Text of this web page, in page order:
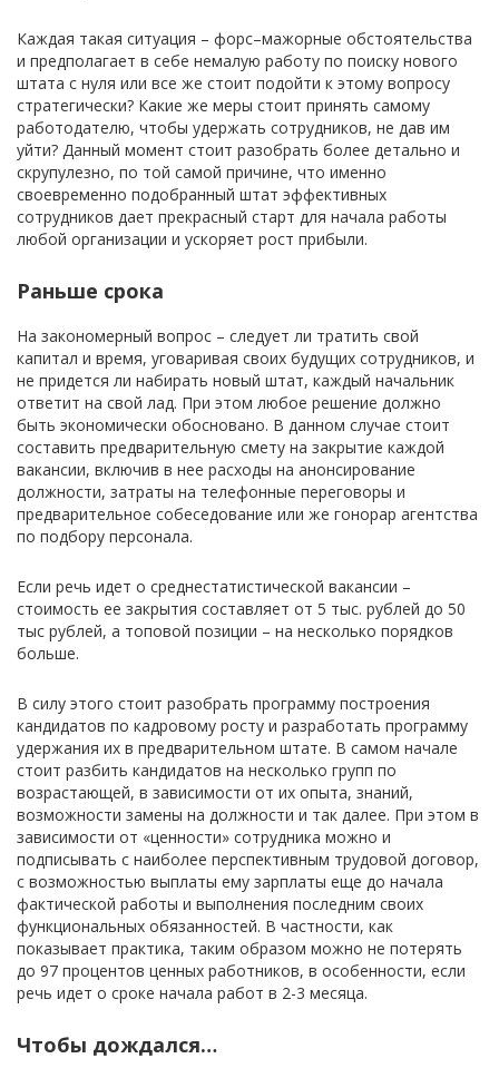
Каждая такая ситуация – форс–мажорные обстоятельства
и предполагает в себе немалую работу по поиску нового
штата с нуля или все же стоит подойти к этому вопросу
стратегически? Какие же меры стоит принять самому
работодателю, чтобы удержать сотрудников, не дав им
уйти? Данный момент стоит разобрать более детально и
скрупулезно, по той самой причине, что именно
своевременно подобранный штат эффективных
сотрудников дает прекрасный старт для начала работы
любой организации и ускоряет рост прибыли.
Раньше срока
На закономерный вопрос – следует ли тратить свой
капитал и время, уговаривая своих будущих сотрудников, и
не придется ли набирать новый штат, каждый начальник
ответит на свой лад. При этом любое решение должно
быть экономически обосновано. В данном случае стоит
составить предварительную смету на закрытие каждой
вакансии, включив в нее расходы на анонсирование
должности, затраты на телефонные переговоры и
предварительное собеседование или же гонорар агентства
по подбору персонала.
Если речь идет о среднестатистической вакансии –
стоимость ее закрытия составляет от 5 тыс. рублей до 50
тыс рублей, а топовой позиции – на несколько порядков
больше.
В силу этого стоит разобрать программу построения
кандидатов по кадровому росту и разработать программу
удержания их в предварительном штате. В самом начале
стоит разбить кандидатов на несколько групп по
возрастающей, в зависимости от их опыта, знаний,
возможности замены на должности и так далее. При этом в
зависимости от «ценности» сотрудника можно и
подписывать с наиболее перспективным трудовой договор,
с возможностью выплаты ему зарплаты еще до начала
фактической работы и выполнения последним своих
функциональных обязанностей. В частности, как
показывает практика, таким образом можно не потерять
до 97 процентов ценных работников, в особенности, если
речь идет о сроке начала работ в 2-3 месяца.
Чтобы дождался…